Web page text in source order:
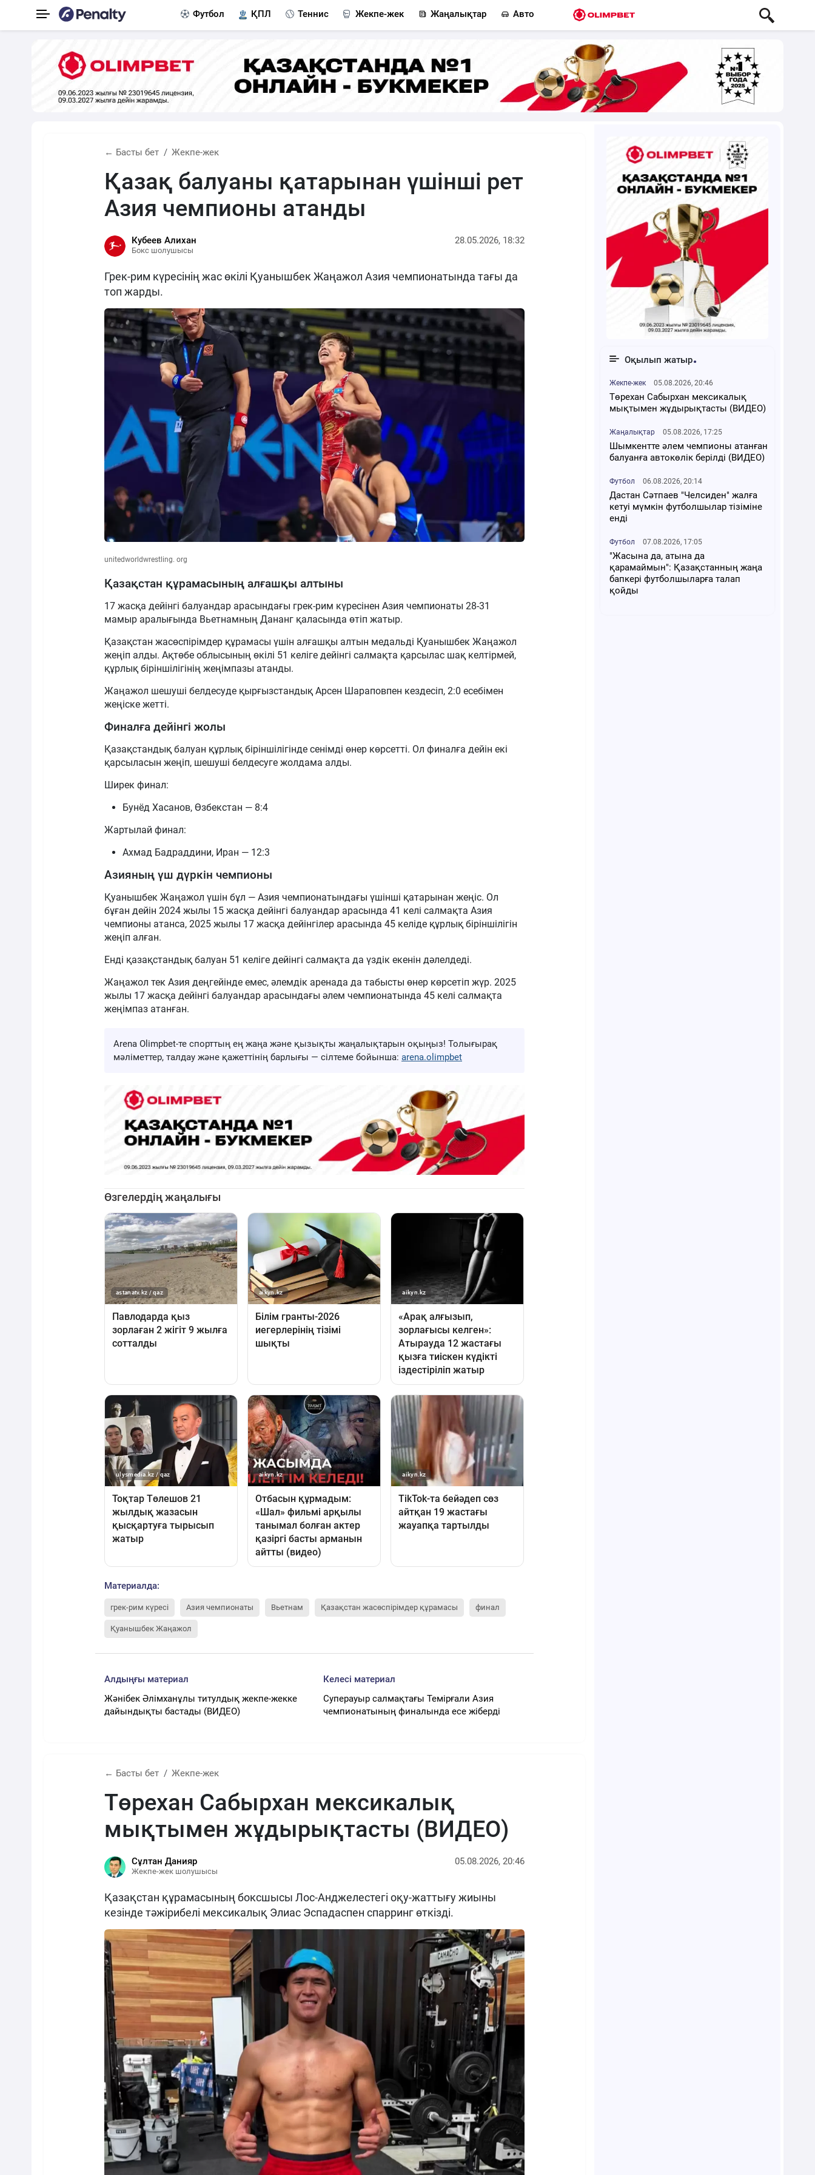
Футбол ҚПЛ Теннис Жекпе-жек Жаңалықтар Авто
← Басты бет Жекпе-жек
Қазақ балуаны қатарынан үшінші рет
Азия чемпионы атанды
Кубеев Алихан
Бокс шолушысы
28.05.2026, 18:32
Грек-рим күресінің жас өкілі Қуанышбек Жаңажол Азия чемпионатында тағы да
топ жарды.
unitedworldwrestling. org
Қазақстан құрамасының алғашқы алтыны
17 жасқа дейінгі балуандар арасындағы грек-рим күресінен Азия чемпионаты 28-31
мамыр аралығында Вьетнамның Дананг қаласында өтіп жатыр.
Қазақстан жасөспірімдер құрамасы үшін алғашқы алтын медальді Қуанышбек Жаңажол
жеңіп алды. Ақтөбе облысының өкілі 51 келіге дейінгі салмақта қарсылас шақ келтірмей,
құрлық біріншілігінің жеңімпазы атанды.
Жаңажол шешуші белдесуде қырғызстандық Арсен Шараповпен кездесіп, 2:0 есебімен
жеңіске жетті.
Финалға дейінгі жолы
Қазақстандық балуан құрлық біріншілігінде сенімді өнер көрсетті. Ол финалға дейін екі
қарсыласын жеңіп, шешуші белдесуге жолдама алды.
Ширек финал:
Бунёд Хасанов, Өзбекстан — 8:4
Жартылай финал:
Ахмад Бадраддини, Иран — 12:3
Азияның үш дүркін чемпионы
Қуанышбек Жаңажол үшін бұл — Азия чемпионатындағы үшінші қатарынан жеңіс. Ол
бұған дейін 2024 жылы 15 жасқа дейінгі балуандар арасында 41 келі салмақта Азия
чемпионы атанса, 2025 жылы 17 жасқа дейінгілер арасында 45 келіде құрлық біріншілігін
жеңіп алған.
Енді қазақстандық балуан 51 келіге дейінгі салмақта да үздік екенін дәлелдеді.
Жаңажол тек Азия деңгейінде емес, әлемдік аренада да табысты өнер көрсетіп жүр. 2025
жылы 17 жасқа дейінгі балуандар арасындағы әлем чемпионатында 45 келі салмақта
жеңімпаз атанған.
Arena Olimpbet-те спорттың ең жаңа және қызықты жаңалықтарын оқыңыз! Толығырақ
мәліметтер, талдау және қажеттінің барлығы — сілтеме бойынша: arena.olimpbet
Материалда:
грек-рим күресі Азия чемпионаты Вьетнам Қазақстан жасөспірімдер құрамасы финал
Қуанышбек Жаңажол
Алдыңғы материал
Жәнібек Әлімханұлы титулдық жекпе-жекке
дайындықты бастады (ВИДЕО)
Келесі материал
Суперауыр салмақтағы Темірғали Азия
чемпионатының финалында есе жіберді
← Басты бет Жекпе-жек
Төрехан Сабырхан мексикалық
мықтымен жұдырықтасты (ВИДЕО)
Сұлтан Данияр
Жекпе-жек шолушысы
05.08.2026, 20:46
Қазақстан құрамасының боксшысы Лос-Анджелестегі оқу-жаттығу жиыны
кезінде тәжірибелі мексикалық Элиас Эспадаспен спарринг өткізді.
Оқылып жатыр
Жекпе-жек 05.08.2026, 20:46
Төрехан Сабырхан мексикалық
мықтымен жұдырықтасты (ВИДЕО)
Жаңалықтар 05.08.2026, 17:25
Шымкентте әлем чемпионы атанған
балуанға автокөлік берілді (ВИДЕО)
Футбол 06.08.2026, 20:14
Дастан Сәтпаев "Челсиден" жалға
кетуі мүмкін футболшылар тізіміне
енді
Футбол 07.08.2026, 17:05
"Жасына да, атына да
қарамаймын": Қазақстанның жаңа
бапкері футболшыларға талап
қойды